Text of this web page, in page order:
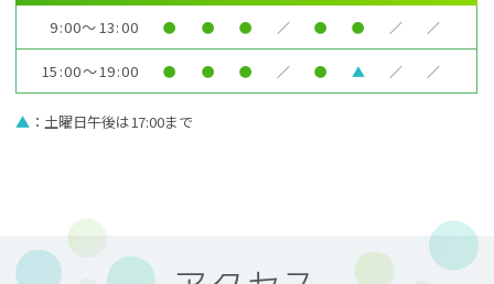
9:00～13:00
● ● ● ／ ● ● ／ ／
15:00～19:00 ● ● ● ／ ● ▲ ／ ／
▲ ：土曜日午後は17:00まで